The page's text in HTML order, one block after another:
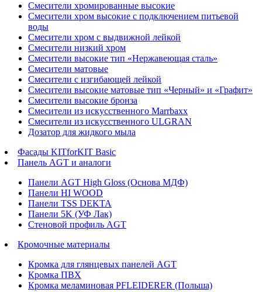
Смесители хромированные высокие
Смесители хром высокие с подключением питьевой
воды
Смесители хром с выдвижной лейкой
Смесители низкий хром
Смесители высокие тип «Нержавеющая сталь»
Смесители матовые
Смесители с изгибающей лейкой
Смесители высокие матовые тип «Черный» и «Графит»
Смесители высокие бронза
Смесители из искусственного Marrbaxx
Смесители из искусственного ULGRAN
Дозатор для жидкого мыла
Фасады KITforKIT Basic
Панель AGT и аналоги
Панели AGT High Gloss (Основа МДФ)
Панели HI WOOD
Панели TSS DEKTA
Панели 5K (УФ Лак)
Стеновой профиль AGT
Кромочные материалы
Кромка для глянцевых панелей AGT
Кромка ПВХ
Кромка меламиновая PFLEIDERER (Польша)